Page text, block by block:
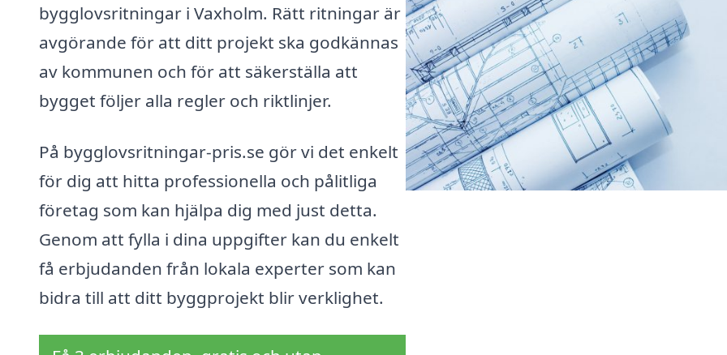
bygglovsritningar i Vaxholm. Rätt ritningar är
avgörande för att ditt projekt ska godkännas
av kommunen och för att säkerställa att
bygget följer alla regler och riktlinjer.
På bygglovsritningar-pris.se gör vi det enkelt
för dig att hitta professionella och pålitliga
företag som kan hjälpa dig med just detta.
Genom att fylla i dina uppgifter kan du enkelt
få erbjudanden från lokala experter som kan
bidra till att ditt byggprojekt blir verklighet.